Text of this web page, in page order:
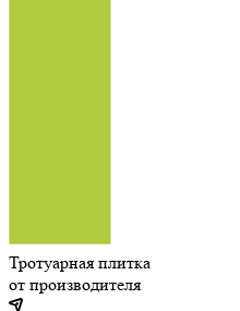
Тротуарная плитка
от производителя